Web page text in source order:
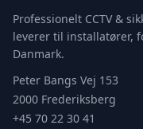
Professionelt CCTV &
leverer til installatører,
Danmark.
Peter Bangs Vej 153
2000 Frederiksberg
+45 70 22 30 41